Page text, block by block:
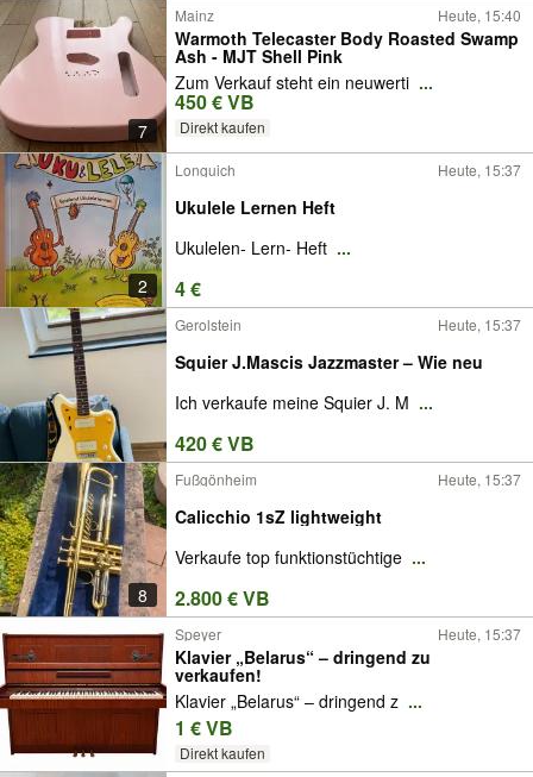
7
Mainz Heute, 15:40
Warmoth Telecaster Body Roasted Swamp
Ash - MJT Shell Pink
Zum Verkauf steht ein neuwerti ...
450 € VB
Direkt kaufen
2
Longuich Heute, 15:37
Ukulele Lernen Heft
Ukulelen- Lern- Heft ...
4 €
Gerolstein Heute, 15:37
Squier J.Mascis Jazzmaster – Wie neu
Ich verkaufe meine Squier J. M ...
420 € VB
8
Fußgönheim Heute, 15:37
Calicchio 1sZ lightweight
Verkaufe top funktionstüchtige ...
2.800 € VB
Speyer Heute, 15:37
Klavier „Belarus“ – dringend zu
verkaufen!
Klavier „Belarus“ – dringend z ...
1 € VB
Direkt kaufen